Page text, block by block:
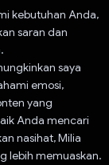
kebutuhan Anda,
saran dan
saya
emosi,
yang
Anda mencari
nasihat, Milia
lebih memuaskan.